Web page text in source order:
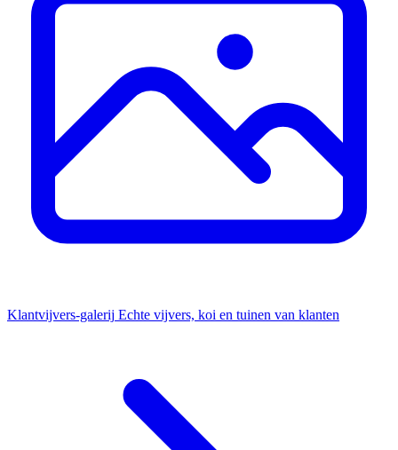
Klantvijvers-galerij Echte vijvers, koi en tuinen van klanten